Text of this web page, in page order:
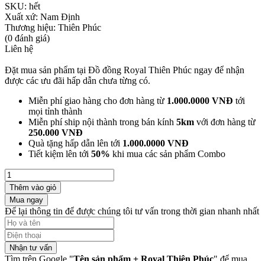
SKU: hết
Xuất xứ: Nam Định
Thương hiệu: Thiên Phúc
(0 đánh giá)
Liên hệ
Đặt mua sản phẩm tại Đồ đồng Royal Thiên Phúc ngay để nhận
được các ưu đãi hấp dẫn chưa từng có.
Miễn phí giao hàng cho đơn hàng từ 1.000.0000 VNĐ tới
mọi tỉnh thành
Miễn phí ship nội thành trong bán kính 5km với đơn hàng từ
250.000 VNĐ
Quà tặng hấp dẫn lên tới 1.000.0000 VNĐ
Tiết kiệm lên tới 50% khi mua các sản phẩm Combo
Thêm vào giỏ
Mua ngay
Để lại thông tin để được chúng tôi tư vấn trong thời gian nhanh nhất
Nhận tư vấn
Tìm trên Google "Tên sản phẩm + Royal Thiên Phúc" để mua